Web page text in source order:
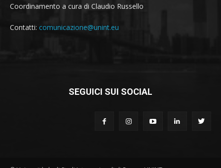
Coordinamento a cura di Claudio Russello
Contatti: comunicazione@unint.eu
SEGUICI SUI SOCIAL